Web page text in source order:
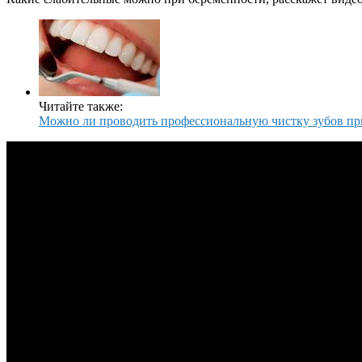
Читайте также:
Можно ли проводить профессиональную чистку зубов